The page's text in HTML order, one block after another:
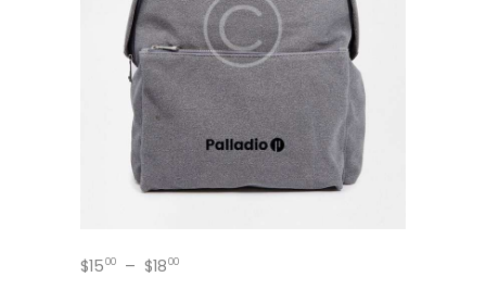
$1500 – $1800Plage